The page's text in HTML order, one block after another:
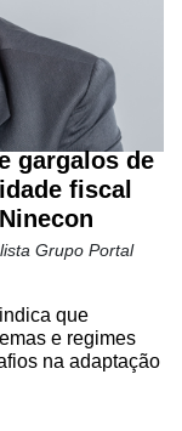
gargalos de
fiscal
Grupo Portal
que
e regimes
na adaptação